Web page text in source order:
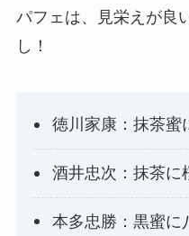
パフェは、見栄えが良
し！
徳川家康：抹茶蜜
酒井忠次：抹茶に
本多忠勝：黒蜜に